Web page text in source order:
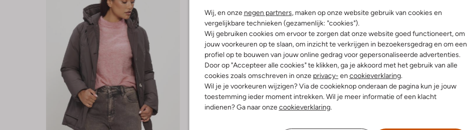
Wij, en onze negen partners, maken op onze website gebruik van cookies en
vergelijkbare technieken (gezamenlijk: "cookies").
Wij gebruiken cookies om ervoor te zorgen dat onze website goed functioneert, om
jouw voorkeuren op te slaan, om inzicht te verkrijgen in bezoekersgedrag en om een
profiel op te bouwen van jouw online gedrag voor gepersonaliseerde advertenties.
Door op "Accepteer alle cookies" te klikken, ga je akkoord met het gebruik van alle
cookies zoals omschreven in onze privacy- en cookieverklaring.
Wil je je voorkeuren wijzigen? Via de cookieknop onderaan de pagina kun je jouw
toestemming ieder moment intrekken. Wil je meer informatie of een klacht
indienen? Ga naar onzecookieverklaring.